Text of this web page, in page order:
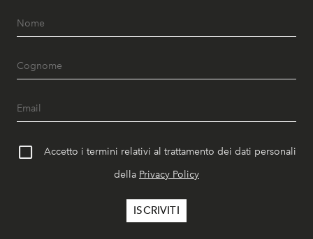
Accetto i termini relativi al trattamento dei dati personali
della Privacy Policy